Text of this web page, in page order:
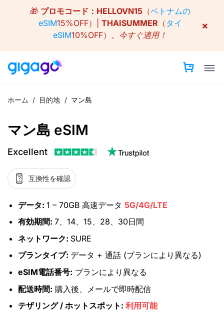
🎁 プロモコード： HELLOVN15（ベトナムの
eSIM15%OFF）| THAISUMMER （ タイ
eSIM10%OFF）。 今すぐ適用！
×
ホーム / 目的地 / マン島
マン島 eSIM
Excellent
互換性を確認
データ: 1 – 70GB 高速データ 5G/4G/LTE
有効期間: 7、14、15、28、30日間
ネットワーク: SURE
プランタイプ: データ + 通話 (プランにより異なる)
eSIM電話番号: プランにより異なる
配送時間: 購入後、メールで即時配信
テザリング / ホットスポット: 利用可能